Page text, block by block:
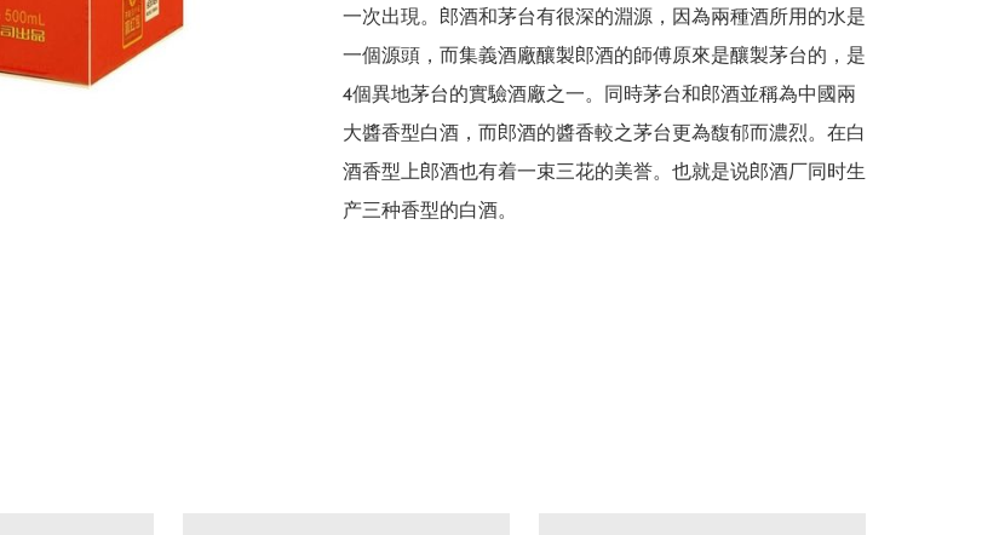
一次出現。郎酒和茅台有很深的淵源，因為兩種酒所用的水是
一個源頭，而集義酒廠釀製郎酒的師傅原來是釀製茅台的，是
4個異地茅台的實驗酒廠之一。同時茅台和郎酒並稱為中國兩
大醬香型白酒，而郎酒的醬香較之茅台更為馥郁而濃烈。在白
酒香型上郎酒也有着一束三花的美誉。也就是说郎酒厂同时生